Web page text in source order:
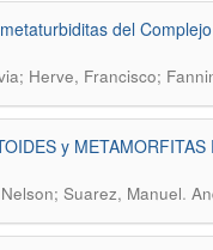
del
Herve, Francisco;
y
Suarez, Manuel.